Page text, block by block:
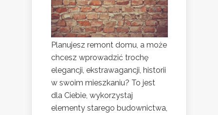
Planujesz remont domu, a może
chcesz wprowadzić trochę
elegancji, ekstrawagancji, historii
w swoim mieszkaniu? To jest
dla Ciebie, wykorzystaj
elementy starego budownictwa,